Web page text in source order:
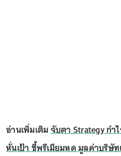
อ่านเพิ่มเติมจับตา Strategy กำ
หั่นเป้า ชี้พรีเมียมหด มูลค่าบริษั